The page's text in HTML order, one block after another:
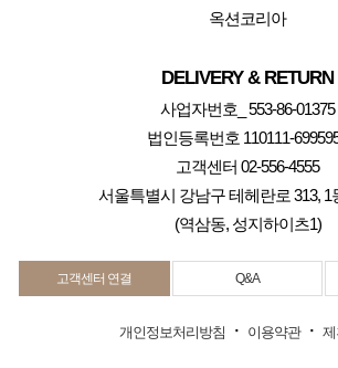
옥션코리아
DELIVERY & RETURN
사업자번호_ 553-86-01375
법인등록번호 110111-
고객센터 02-556-4555
서울특별시 강남구 테헤란로 313, 1
(역삼동, 성지하이츠1)
고객센터 연결 Q&A
개인정보처리방침 · 이용약관 ·